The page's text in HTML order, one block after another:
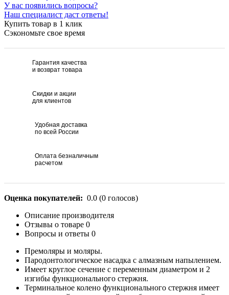
У вас появились вопросы?
Наш специалист даст ответы!
Купить товар в 1 клик
Сэкономьте свое время
Гарантия качества
и возврат товара
Скидки и акции
для клиентов
Удобная доставка
по всей России
Оплата безналичным
расчетом
Оценка покупателей: 0.0 (0 голосов)
Описание производителя
Отзывы о товаре 0
Вопросы и ответы 0
Премоляры и моляры.
Пародонтологическое насадка с алмазным напылением.
Имеет круглое сечение с переменным диаметром и 2
изгибы функционального стержня.
Терминальное колено функционального стержня имеет